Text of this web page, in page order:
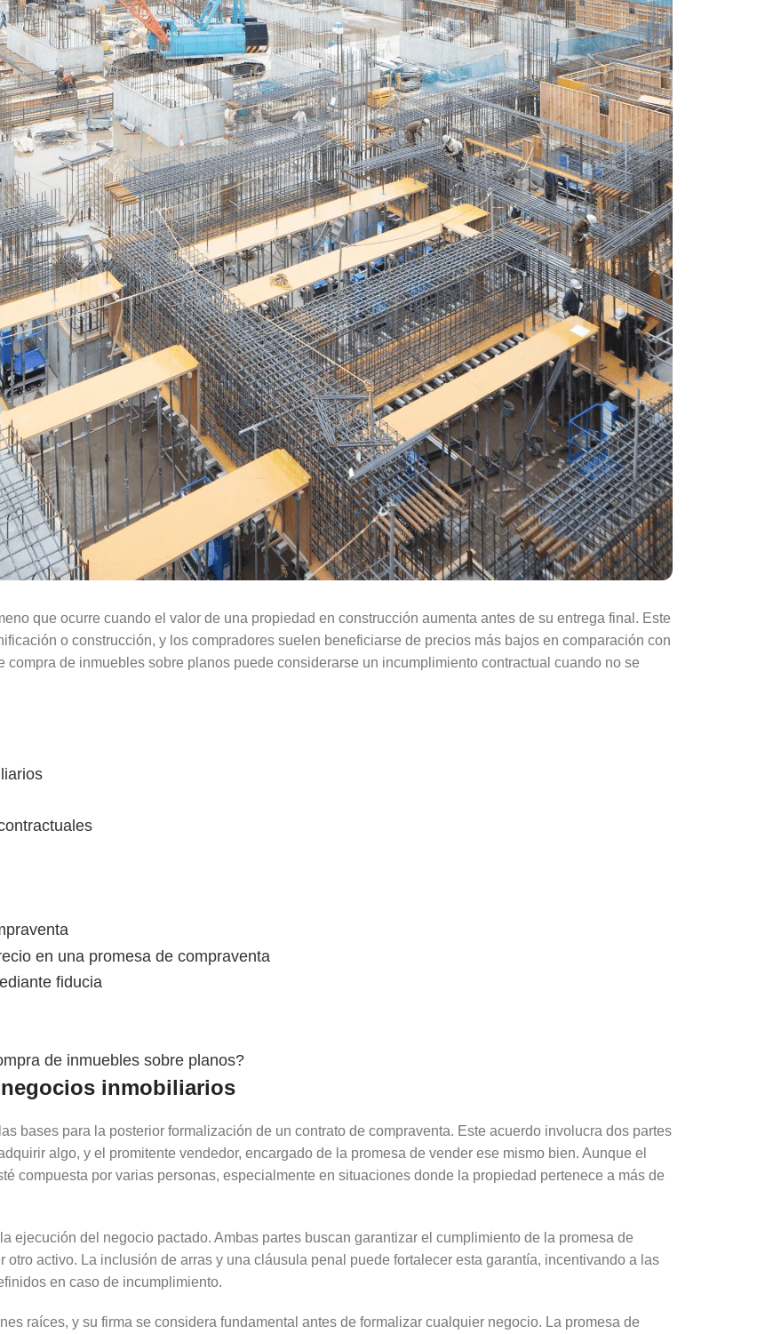
que ocurre cuando el valor de una propiedad en construcción aumenta antes de su entrega final. Este
o construcción, y los compradores suelen beneficiarse de precios más bajos en comparación con
de inmuebles sobre planos puede considerarse un incumplimiento contractual cuando no se
en una promesa de compraventa
fiducia
de inmuebles sobre planos?
negocios inmobiliarios
bases para la posterior formalización de un contrato de compraventa. Este acuerdo involucra dos partes
algo, y el promitente vendedor, encargado de la promesa de vender ese mismo bien. Aunque el
compuesta por varias personas, especialmente en situaciones donde la propiedad pertenece a más de
ejecución del negocio pactado. Ambas partes buscan garantizar el cumplimiento de la promesa de
activo. La inclusión de arras y una cláusula penal puede fortalecer esta garantía, incentivando a las
en caso de incumplimiento.
raíces, y su firma se considera fundamental antes de formalizar cualquier negocio. La promesa de